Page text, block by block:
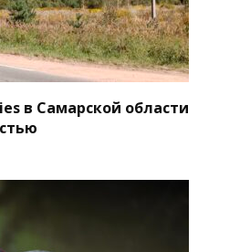
в Самарской области